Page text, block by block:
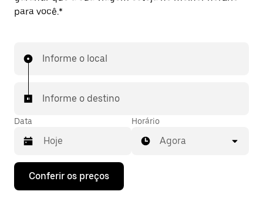
para você.*
Informe o local
Informe o destino
Data
Pressione
seta
Horário
Agora
Conferir os preços